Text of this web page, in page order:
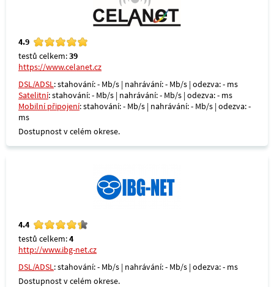
4.9
testů celkem:39
https://www.celanet.cz
DSL/ADSL: stahování: - Mb/s | nahrávání: - Mb/s | odezva: - ms
Satelitní: stahování: - Mb/s | nahrávání: - Mb/s | odezva: - ms
Mobilní připojení: stahování: - Mb/s | nahrávání: - Mb/s | odezva: -
ms
Dostupnost v celém okrese.
4.4
testů celkem:4
http://www.ibg-net.cz
DSL/ADSL: stahování: - Mb/s | nahrávání: - Mb/s | odezva: - ms
Dostupnost v celém okrese.